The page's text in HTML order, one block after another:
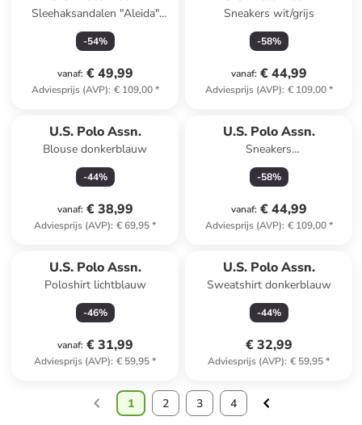
Sleehaksandalen "Aleida"
beige
-54%
vanaf: € 49,99
Adviesprijs (AVP): € 109,00*
Sneakers wit/grijs
-58%
vanaf: € 44,99
Adviesprijs (AVP): € 109,00*
U.S. Polo Assn.
Blouse donkerblauw
-44%
vanaf: € 38,99
Adviesprijs (AVP): € 69,95*
U.S. Polo Assn.
Sneakers
crème/lichtroze/donkerblauw
-58%
vanaf: € 44,99
Adviesprijs (AVP): € 109,00*
U.S. Polo Assn.
Poloshirt lichtblauw
-46%
vanaf: € 31,99
Adviesprijs (AVP): € 59,95*
U.S. Polo Assn.
Sweatshirt donkerblauw
-44%
€ 32,99
Adviesprijs (AVP): € 59,95*
1 2 3 4